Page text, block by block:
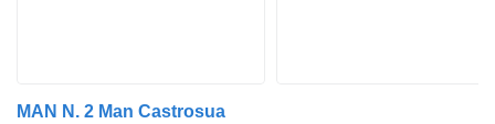
MAN N. 2 Man Castrosua